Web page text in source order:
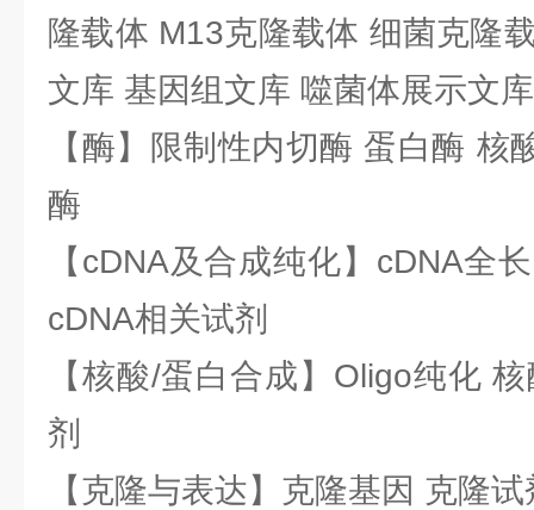
隆载体 M13克隆载体 细菌克隆
文库 基因组文库 噬菌体展示文库
【酶】限制性内切酶 蛋白酶 核
酶
【cDNA及合成纯化】cDNA全
cDNA相关试剂
【核酸/蛋白合成】Oligo纯化
剂
【克隆与表达】克隆基因 克隆